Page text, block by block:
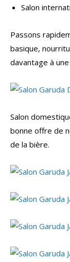
Salon
Passons
basique,
davantage à
Salon
bonne offre de
de la bière.